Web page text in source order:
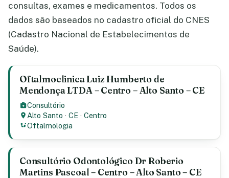
consultas, exames e medicamentos. Todos os
dados são baseados no cadastro oficial do CNES
(Cadastro Nacional de Estabelecimentos de
Saúde).
Oftalmoclinica Luiz Humberto de
Mendonça LTDA – Centro – Alto Santo – CE
Consultório
Alto Santo ·CE ·Centro
Oftalmologia
Consultório Odontológico Dr Roberio
Martins Pascoal – Centro – Alto Santo – CE